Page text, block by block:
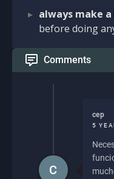
always make a
before doing
Comments
cep
5
C